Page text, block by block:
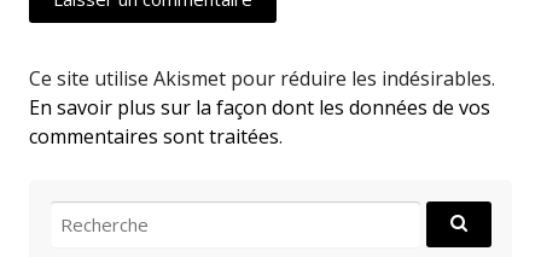
Ce site utilise Akismet pour réduire les indésirables.
En savoir plus sur la façon dont les données de vos
commentaires sont traitées.
Recherche